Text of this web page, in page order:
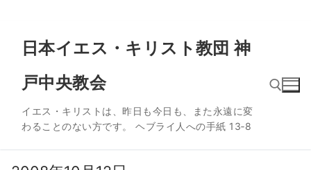
日本イエス・キリスト教団 神
戸中央教会
イエス・キリストは、昨日も今日も、また永遠に変
わることのない方です。 ヘブライ人への手紙 13‐8